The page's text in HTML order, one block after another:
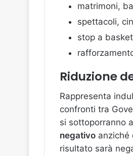
matrimoni,
spettacoli,
stop a
Riduzione
Rappresenta
confronti tra
si sottoporranno
negativo anziché
risultato sarà